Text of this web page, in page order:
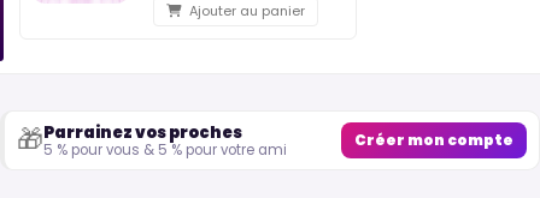
Ajouter au panier
🎁Parrainez vos proches
5 % pour vous & 5 % pour votre ami Créer mon compte